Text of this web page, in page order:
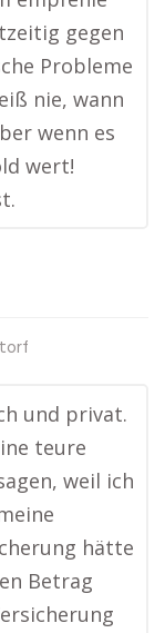
gegen
Probleme
nie, wann
wenn es
wert!
und privat.
teure
weil ich
hätte
Betrag